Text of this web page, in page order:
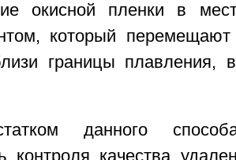
окисной пленки в
который
границы плавления,
данного
контроля качества